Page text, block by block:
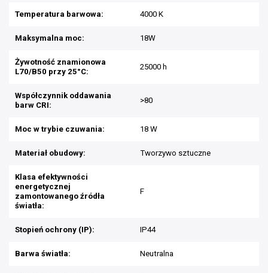
Temperatura barwowa: 4000 K
Maksymalna moc: 18W
Żywotność znamionowa
L70/B50 przy 25°C:
25000 h
Współczynnik oddawania
barw CRI:
>80
Moc w trybie czuwania: 18 W
Materiał obudowy: Tworzywo sztuczne
Klasa efektywności
energetycznej
zamontowanego źródła
światła:
F
Stopień ochrony (IP): IP44
Barwa światła: Neutralna